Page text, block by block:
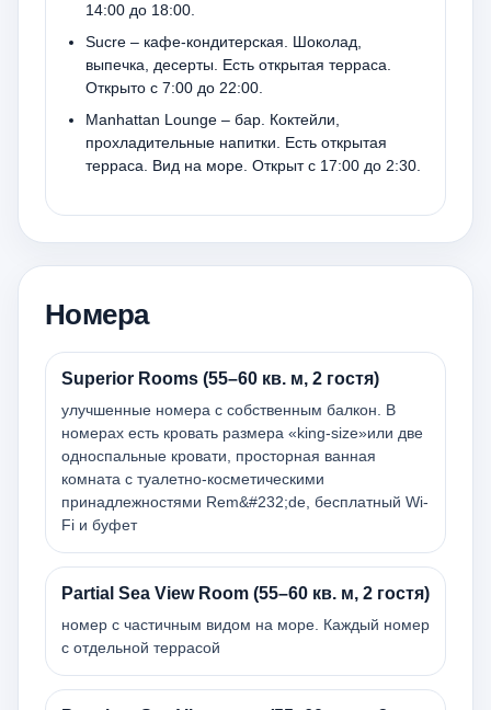
14:00 до 18:00.
Sucre – кафе-кондитерская. Шоколад,
выпечка, десерты. Есть открытая терраса.
Открыто с 7:00 до 22:00.
Manhattan Lounge – бар. Коктейли,
прохладительные напитки. Есть открытая
терраса. Вид на море. Открыт с 17:00 до 2:30.
Номера
Superior Rooms (55–60 кв. м, 2 гостя)
улучшенные номера с собственным балкон. В
номерах есть кровать размера «king-size»или две
односпальные кровати, просторная ванная
комната с туалетно-косметическими
принадлежностями Rem&#232;de, бесплатный Wi-
Fi и буфет
Partial Sea View Room (55–60 кв. м, 2 гостя)
номер с частичным видом на море. Каждый номер
с отдельной террасой